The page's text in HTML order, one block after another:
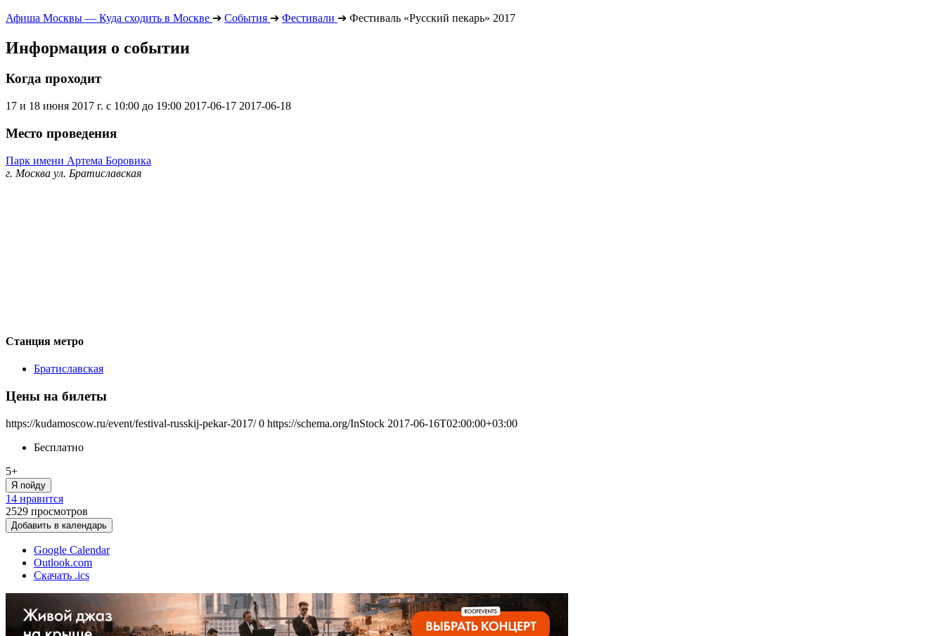
Афиша Москвы — Куда сходить в Москве ➔ События ➔ Фестивали ➔ Фестиваль «Русский пекарь» 2017
Информация о событии
Когда проходит
17 и 18 июня 2017 г. с 10:00 до 19:00 2017-06-17 2017-06-18
Место проведения
Парк имени Артема Боровика
г. Москва ул. Братиславская
Станция метро
Братиславская
Цены на билеты
https://kudamoscow.ru/event/festival-russkij-pekar-2017/ 0 https://schema.org/InStock 2017-06-16T02:00:00+03:00
Бесплатно
5+
Я пойду
14 нравится
2529 просмотров
Добавить в календарь
Google Calendar
Outlook.com
Скачать .ics